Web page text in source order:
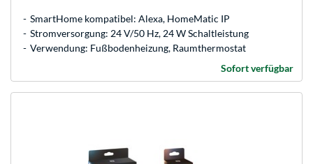
SmartHome kompatibel: Alexa, HomeMatic IP
Stromversorgung: 24 V/50 Hz, 24 W Schaltleistung
Verwendung: Fußbodenheizung, Raumthermostat
Sofort verfügbar